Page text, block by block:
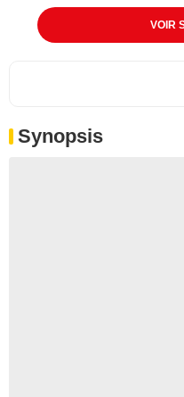
VOIR
Synopsis